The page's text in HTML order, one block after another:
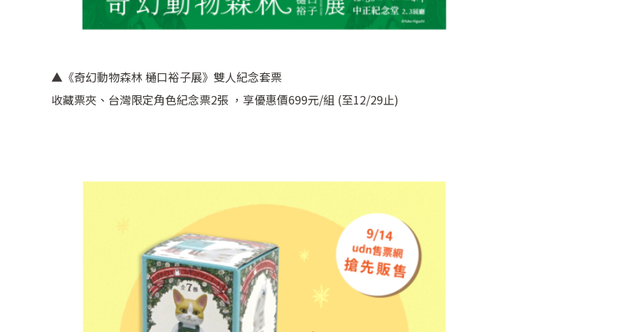
▲《奇幻動物森林 樋口裕子展》雙人紀念套票
收藏票夾、台灣限定角色紀念票2張 ，享優惠價699元/組 (至12/29止)